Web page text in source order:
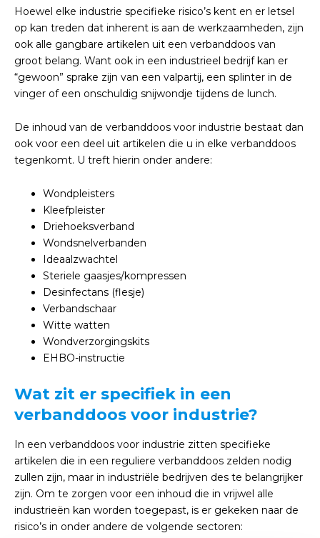
Hoewel elke industrie specifieke risico’s kent en er letsel
op kan treden dat inherent is aan de werkzaamheden, zijn
ook alle gangbare artikelen uit een verbanddoos van
groot belang. Want ook in een industrieel bedrijf kan er
“gewoon” sprake zijn van een valpartij, een splinter in de
vinger of een onschuldig snijwondje tijdens de lunch.
De inhoud van de verbanddoos voor industrie bestaat dan
ook voor een deel uit artikelen die u in elke verbanddoos
tegenkomt. U treft hierin onder andere:
Wondpleisters
Kleefpleister
Driehoeksverband
Wondsnelverbanden
Ideaalzwachtel
Steriele gaasjes/kompressen
Desinfectans (flesje)
Verbandschaar
Witte watten
Wondverzorgingskits
EHBO-instructie
Wat zit er specifiek in een
verbanddoos voor industrie?
In een verbanddoos voor industrie zitten specifieke
artikelen die in een reguliere verbanddoos zelden nodig
zullen zijn, maar in industriële bedrijven des te belangrijker
zijn. Om te zorgen voor een inhoud die in vrijwel alle
industrieën kan worden toegepast, is er gekeken naar de
risico’s in onder andere de volgende sectoren: